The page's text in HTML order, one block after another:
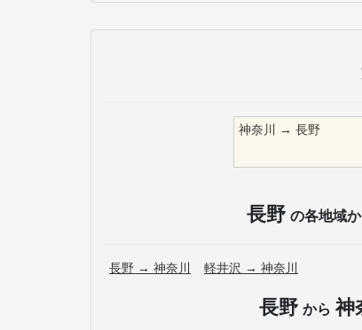
神奈川 →長野
長野 の各地域
長野 → 神奈川 軽井沢 → 神奈川
長野 から 神